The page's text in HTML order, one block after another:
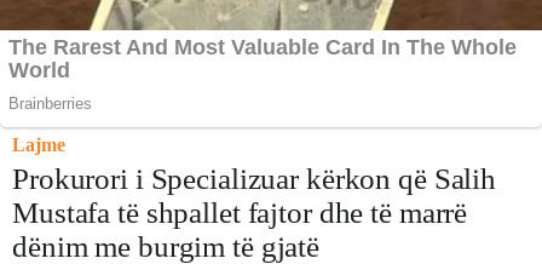
Lajme
​Prokurori i Specializuar kërkon që Salih
Mustafa të shpallet fajtor dhe të marrë
dënim me burgim të gjatë